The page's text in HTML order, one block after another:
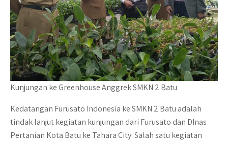
Kunjungan ke Greenhouse Anggrek SMKN 2 Batu
Kedatangan Furusato Indonesia ke SMKN 2 Batu adalah
tindak lanjut kegiatan kunjungan dari Furusato dan DInas
Pertanian Kota Batu ke Tahara City. Salah satu kegiatan